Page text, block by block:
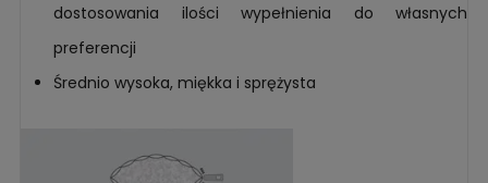
dostosowania ilości wypełnienia do własnych
preferencji
Średnio wysoka, miękka i sprężysta